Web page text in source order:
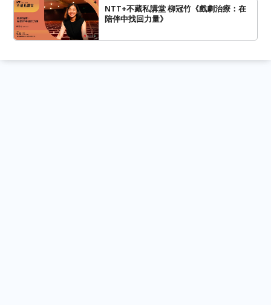
NTT+不藏私講堂 柳冠竹《戲劇治療：在
陪伴中找回力量》